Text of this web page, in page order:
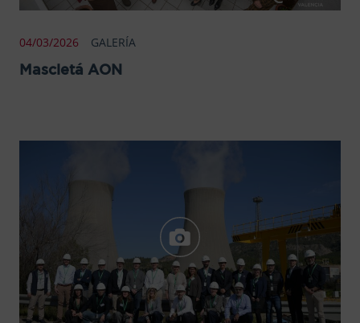
04/03/2026 GALERÍA
Mascletá AON